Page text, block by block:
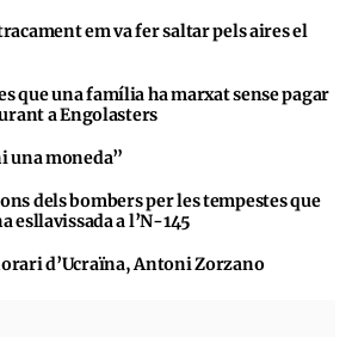
em va fer saltar pels aires el
que una família ha marxat sense pagar
a Engolasters
una moneda”
dels bombers per les tempestes que
esllavissada a l’N-145
d’Ucraïna, Antoni Zorzano